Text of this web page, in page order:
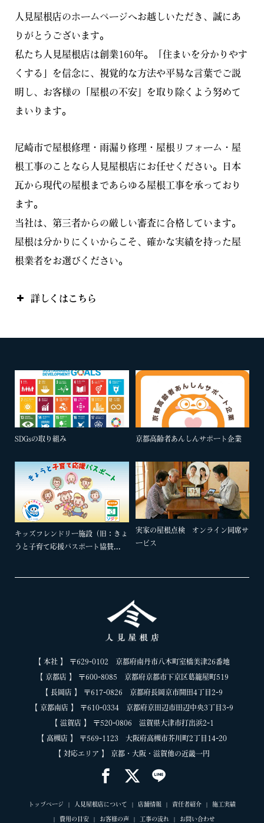
人見屋根店のホームページへお越しいただき、誠にあ
りがとうございます。
私たち人見屋根店は創業160年。「住まいを分かりやす
くする」を信念に、視覚的な方法や平易な言葉でご説
明し、お客様の「屋根の不安」を取り除くよう努めて
まいります。
尼崎市で屋根修理・雨漏り修理・屋根リフォーム・屋
根工事のことなら人見屋根店にお任せください。日本
瓦から現代の屋根まであらゆる屋根工事を承っており
ます。
当社は、第三者からの厳しい審査に合格しています。
屋根は分かりにくいからこそ、確かな実績を持った屋
根業者をお選びください。
詳しくはこちら
SDGsの取り組み 京都高齢者あんしんサポート企業
キッズフレンドリー施設（旧：きょ
うと子育て応援パスポート協賛...
実家の屋根点検 オンライン同席サ
ービス
【 本社 】 〒629-0102 京都府南丹市八木町室橋美津26番地
【 京都店 】 〒600-8085 京都府京都市下京区葛籠屋町519
【 長岡店 】 〒617-0826 京都府長岡京市開田4丁目2-9
【 京都南店 】 〒610-0334 京都府京田辺市田辺中央3丁目3-9
【 滋賀店 】 〒520-0806 滋賀県大津市打出浜2-1
【 高槻店 】 〒569-1123 大阪府高槻市芥川町2丁目14-20
【 対応エリア 】 京都・大阪・滋賀他の近畿一円
トップページ 人見屋根店について 店舗情報 責任者紹介 施工実績
費用の目安 お客様の声 工事の流れ お問い合わせ